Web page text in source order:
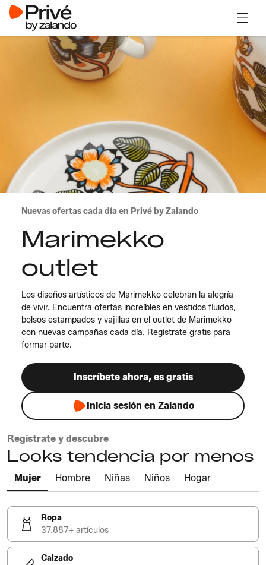
Nuevas ofertas cada día en Privé by Zalando
Marimekko
outlet
Los diseños artísticos de Marimekko celebran la alegría
de vivir. Encuentra ofertas increíbles en vestidos fluidos,
bolsos estampados y vajillas en el outlet de Marimekko
con nuevas campañas cada día. Regístrate gratis para
formar parte.
Inscríbete ahora, es gratis
Inicia sesión en Zalando
Regístrate y descubre
Looks tendencia por menos
Mujer Hombre Niñas Niños Hogar
Ropa
37.887+ artículos
Calzado